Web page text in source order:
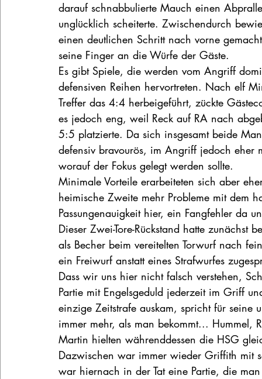
darauf schnabbulierte Mauch einen
unglücklich scheiterte. Zwischendurch
einen deutlichen Schritt nach vorne
seine Finger an die Würfe der Gäste.
Es gibt Spiele, die werden vom Angriff
defensiven Reihen hervortreten. Nach elf
Treffer das 4:4 herbeigeführt, zückte
es jedoch eng, weil Reck auf RA nach
5:5 platzierte. Da sich insgesamt beide
defensiv bravourös, im Angriff jedoch
worauf der Fokus gelegt werden sollte.
Minimale Vorteile erarbeiteten sich aber
heimische Zweite mehr Probleme mit dem
Passungenauigkeit hier, ein Fangfehler
Dieser Zwei-Tore-Rückstand hatte
als Becher beim vereitelten Torwurf nach
ein Freiwurf anstatt eines Strafwurfes
Dass wir uns hier nicht falsch verstehen,
Partie mit Engelsgeduld jederzeit im Griff
einzige Zeitstrafe auskam, spricht für
immer mehr, als man bekommt... Hummel,
Martin hielten währenddessen die HSG
Dazwischen war immer wieder Griffith mit
war hiernach in der Tat eine Partie, die